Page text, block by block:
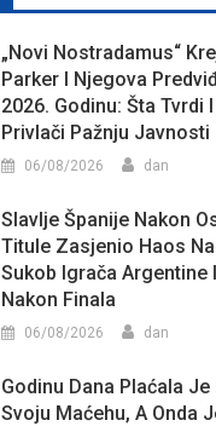
„Novi Nostradamus“
Parker I Njegova
2026. Godinu: Šta Tvrdi
Privlači Pažnju Javnosti
06/08/2026 dan
Slavlje Španije Nakon
Titule Zasjenio Haos
Sukob Igrača Argentine
Nakon Finala
06/08/2026 dan
Godinu Dana Plaćala Je
Svoju Maćehu, A Onda